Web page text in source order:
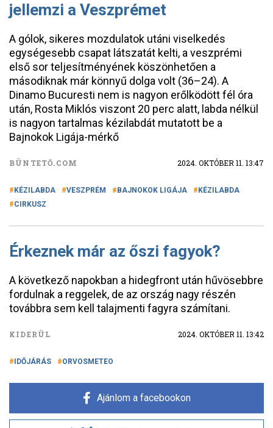
jellemzi a Veszprémet
A gólok, sikeres mozdulatok utáni viselkedés
egységesebb csapat látszatát kelti, a veszprémi
első sor teljesítményének köszönhetően a
másodiknak már könnyű dolga volt (36–24). A
Dinamo Bucuresti nem is nagyon erőlködött fél óra
után, Rosta Miklós viszont 20 perc alatt, labda nélkül
is nagyon tartalmas kézilabdát mutatott be a
Bajnokok Ligája-mérkő
BÜNTETŐ.COM 2024. OKTÓBER 11. 13:47
KÉZILABDA VESZPRÉM BAJNOKOK LIGÁJA
KÉZILABDA
CIRKUSZ
Érkeznek már az őszi fagyok?
A következő napokban a hidegfront után hűvösebbre
fordulnak a reggelek, de az ország nagy részén
továbbra sem kell talajmenti fagyra számítani.
KIDERÜL 2024. OKTÓBER 11. 13:42
IDŐJÁRÁS ORVOSMETEO
Ajánlom a facebookon